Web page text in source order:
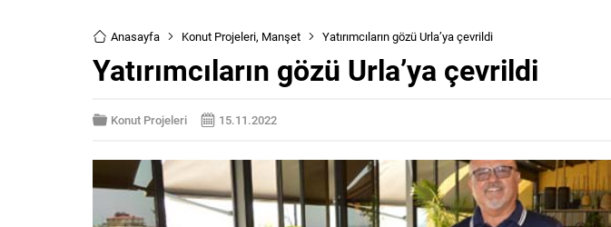
Anasayfa Konut Projeleri, Manşet Yatırımcıların gözü Urla’ya çevrildi
Yatırımcıların gözü Urla’ya çevrildi
Konut Projeleri 15.11.2022